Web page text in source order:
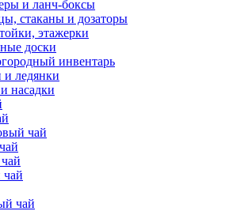
и ланч-боксы
стаканы и дозаторы
этажерки
доски
инвентарь
ледянки
насадки
чай
чай